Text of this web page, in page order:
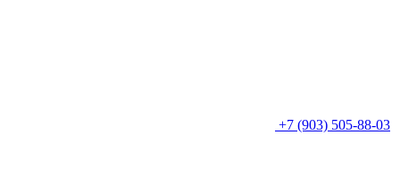
+7 (903) 505-88-03